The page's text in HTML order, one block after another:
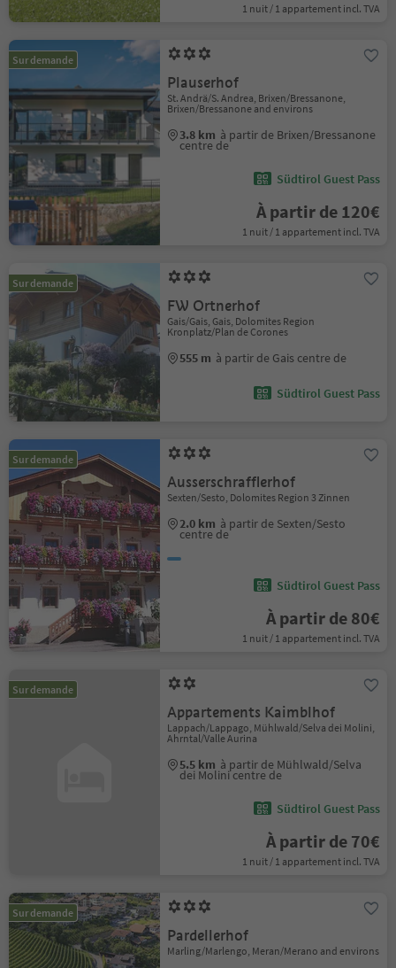
1 nuit / 1 appartement incl. TVA
Sur demande
Plauserhof
St. Andrä/S. Andrea, Brixen/Bressanone,
Brixen/Bressanone and environs
3.8 km à partir de Brixen/Bressanone
centre de
Südtirol Guest Pass
À partir de 120€
1 nuit / 1 appartement incl. TVA
Sur demande
FW Ortnerhof
Gais/Gais, Gais, Dolomites Region
Kronplatz/Plan de Corones
555 m à partir de Gais centre de
Südtirol Guest Pass
Sur demande
Ausserschrafflerhof
Sexten/Sesto, Dolomites Region 3 Zinnen
2.0 km à partir de Sexten/Sesto
centre de
Südtirol Guest Pass
À partir de 80€
1 nuit / 1 appartement incl. TVA
Sur demande
Appartements Kaimblhof
Lappach/Lappago, Mühlwald/Selva dei Molini,
Ahrntal/Valle Aurina
5.5 km à partir de Mühlwald/Selva
dei Molini centre de
Südtirol Guest Pass
À partir de 70€
1 nuit / 1 appartement incl. TVA
Sur demande
Pardellerhof
Marling/Marlengo, Meran/Merano and environs